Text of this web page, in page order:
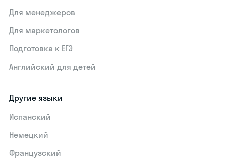
Для менеджеров
Для маркетологов
Подготовка к ЕГЭ
Английский для детей
Другие языки
Испанский
Немецкий
Французский